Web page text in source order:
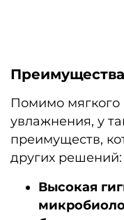
Преимущества
Помимо мягкого
увлажнения, у
преимуществ,
других решений:
Высокая